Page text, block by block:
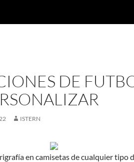
DE
ISTERN
en camisetas de cualquier tipo